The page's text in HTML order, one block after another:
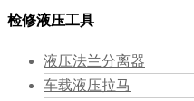
检修液压工具
液压法兰分离器
车载液压拉马